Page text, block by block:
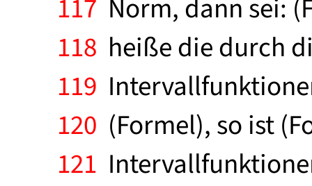
117 Norm, dann sei:
118 heiße die durch
119
120 (Formel), so ist
121